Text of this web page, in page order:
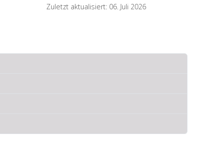
Zuletzt aktualisiert: 06. Juli 2026